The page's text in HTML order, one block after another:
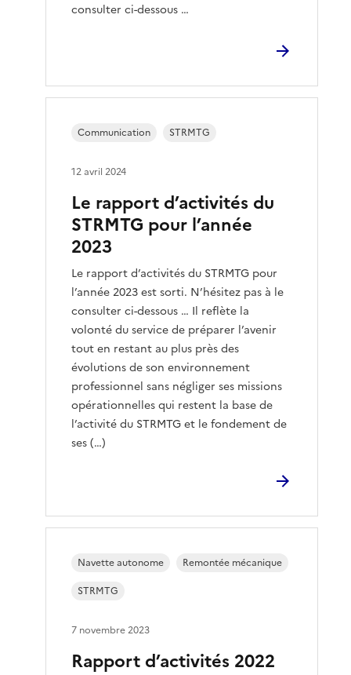
consulter ci-dessous …
Le rapport d’activités du
STRMTG pour l’année
2023
Le rapport d’activités du STRMTG pour
l’année 2023 est sorti. N’hésitez pas à le
consulter ci-dessous … Il reflète la
volonté du service de préparer l’avenir
tout en restant au plus près des
évolutions de son environnement
professionnel sans négliger ses missions
opérationnelles qui restent la base de
l’activité du STRMTG et le fondement de
ses (…)
Communication STRMTG
12 avril 2024
Rapport d’activités 2022
Navette autonome
Remontée mécanique
STRMTG
7 novembre 2023